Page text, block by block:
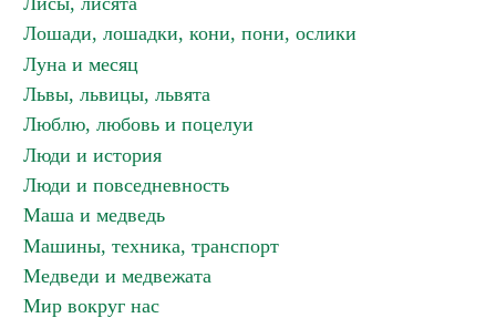
Лошади, лошадки, кони, пони, ослики
Луна и месяц
Львы, львицы, львята
Люблю, любовь и поцелуи
Люди и история
Люди и повседневность
Маша и медведь
Машины, техника, транспорт
Медведи и медвежата
Мир вокруг нас